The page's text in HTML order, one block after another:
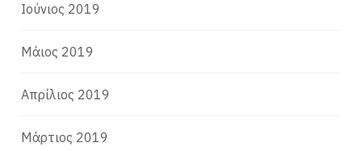
Ιούνιος 2019
Μάιος 2019
Απρίλιος 2019
Μάρτιος 2019